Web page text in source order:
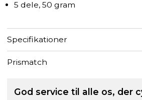
5 dele, 50 gram
Specifikationer
Prismatch
God service til alle os, der